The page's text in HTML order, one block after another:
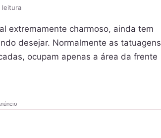
leitura
extremamente charmoso, ainda tem
desejar. Normalmente as tatuagens
ocupam apenas a área da frente